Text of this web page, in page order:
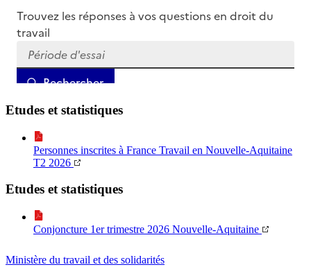
Etudes et statistiques
Personnes inscrites à France Travail en Nouvelle-Aquitaine
T2 2026
Etudes et statistiques
Conjoncture 1er trimestre 2026 Nouvelle-Aquitaine
Ministère du travail et des solidarités